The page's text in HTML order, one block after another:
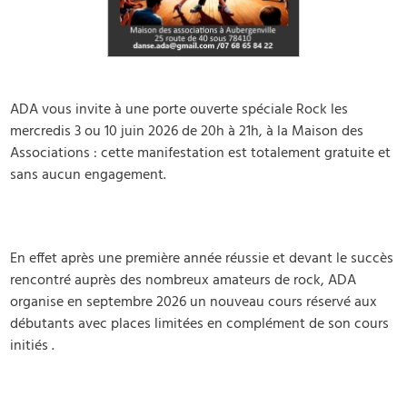
ADA vous invite à une porte ouverte spéciale Rock les
mercredis 3 ou 10 juin 2026 de 20h à 21h, à la Maison des
Associations : cette manifestation est totalement gratuite et
sans aucun engagement.
En effet après une première année réussie et devant le succès
rencontré auprès des nombreux amateurs de rock, ADA
organise en septembre 2026 un nouveau cours réservé aux
débutants avec places limitées en complément de son cours
initiés .